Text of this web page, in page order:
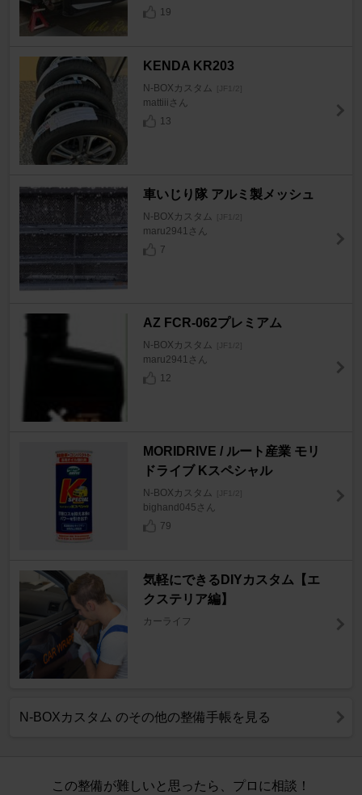
19
KENDA KR203
N-BOXカスタム [JF1/2]
mattiiiさん
13
車いじり隊 アルミ製メッシュ
N-BOXカスタム [JF1/2]
maru2941さん
7
AZ FCR-062プレミアム
N-BOXカスタム [JF1/2]
maru2941さん
12
MORIDRIVE / ルート産業 モリ
ドライブ Kスペシャル
N-BOXカスタム [JF1/2]
bighand045さん
79
気軽にできるDIYカスタム【エ
クステリア編】
カーライフ
N-BOXカスタム のその他の整備手帳を見る
この整備が難しいと思ったら、プロに相談！